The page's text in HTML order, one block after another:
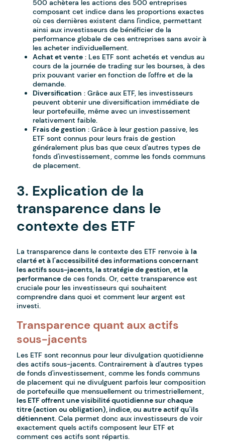
500 achètera les actions des 500 entreprises
composant cet indice dans les proportions exactes
où ces dernières existent dans l'indice, permettant
ainsi aux investisseurs de bénéficier de la
performance globale de ces entreprises sans avoir à
les acheter individuellement.
Achat et vente : Les ETF sont achetés et vendus au
cours de la journée de trading sur les bourses, à des
prix pouvant varier en fonction de l'offre et de la
demande.
Diversification : Grâce aux ETF, les investisseurs
peuvent obtenir une diversification immédiate de
leur portefeuille, même avec un investissement
relativement faible.
Frais de gestion : Grâce à leur gestion passive, les
ETF sont connus pour leurs frais de gestion
généralement plus bas que ceux d'autres types de
fonds d'investissement, comme les fonds communs
de placement.
3. Explication de la
transparence dans le
contexte des ETF
La transparence dans le contexte des ETF renvoie àla
clarté et à l'accessibilité des informations concernant
les actifs sous-jacents, la stratégie de gestion, et la
performance de ces fonds. Or, cette transparence est
cruciale pour les investisseurs qui souhaitent
comprendre dans quoi et comment leur argent est
investi.
Transparence quant aux actifs
sous-jacents
Les ETF sont reconnus pour leur divulgation quotidienne
des actifs sous-jacents. Contrairement à d'autres types
de fonds d'investissement, comme les fonds communs
de placement qui ne divulguent parfois leur composition
de portefeuille que mensuellement ou trimestriellement,
les ETF offrent une visibilité quotidienne sur chaque
titre (action ou obligation), indice, ou autre actif qu'ils
détiennent. Cela permet donc aux investisseurs de voir
exactement quels actifs composent leur ETF et
comment ces actifs sont répartis.